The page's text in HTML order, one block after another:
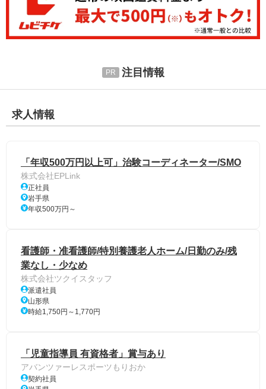
注目情報
求人情報
「年収500万円以上可」治験コーディネーター/SMO
株式会社EPLink
正社員
岩手県
年収500万円～
看護師・准看護師/特別養護老人ホーム/日勤のみ/残
業なし・少なめ
株式会社ツクイスタッフ
派遣社員
山形県
時給1,750円～1,770円
「児童指導員 有資格者」賞与あり
アバンツァーレスポーツもりおか
契約社員